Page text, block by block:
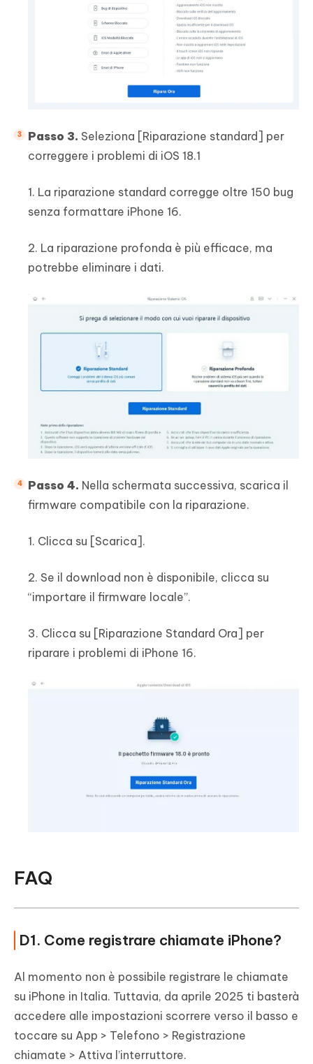
Passo 3. Seleziona [Riparazione standard] per
correggere i problemi di iOS 18.1
1. La riparazione standard corregge oltre 150 bug
senza formattare iPhone 16.
2. La riparazione profonda è più efficace, ma
potrebbe eliminare i dati.
Passo 4. Nella schermata successiva, scarica il
firmware compatibile con la riparazione.
1. Clicca su [Scarica].
2. Se il download non è disponibile, clicca su
“importare il firmware locale”.
3. Clicca su [Riparazione Standard Ora] per
riparare i problemi di iPhone 16.
FAQ
D1. Come registrare chiamate iPhone?
Al momento non è possibile registrare le chiamate
su iPhone in Italia. Tuttavia, da aprile 2025 ti basterà
accedere alle impostazioni scorrere verso il basso e
toccare su App > Telefono > Registrazione
chiamate > Attiva l’interruttore.